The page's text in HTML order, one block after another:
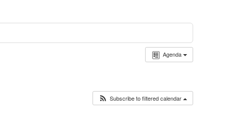
Agenda
Subscribe to filtered calendar